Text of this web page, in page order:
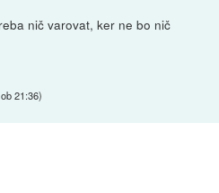
nič varovat, ker ne bo nič
21:36)